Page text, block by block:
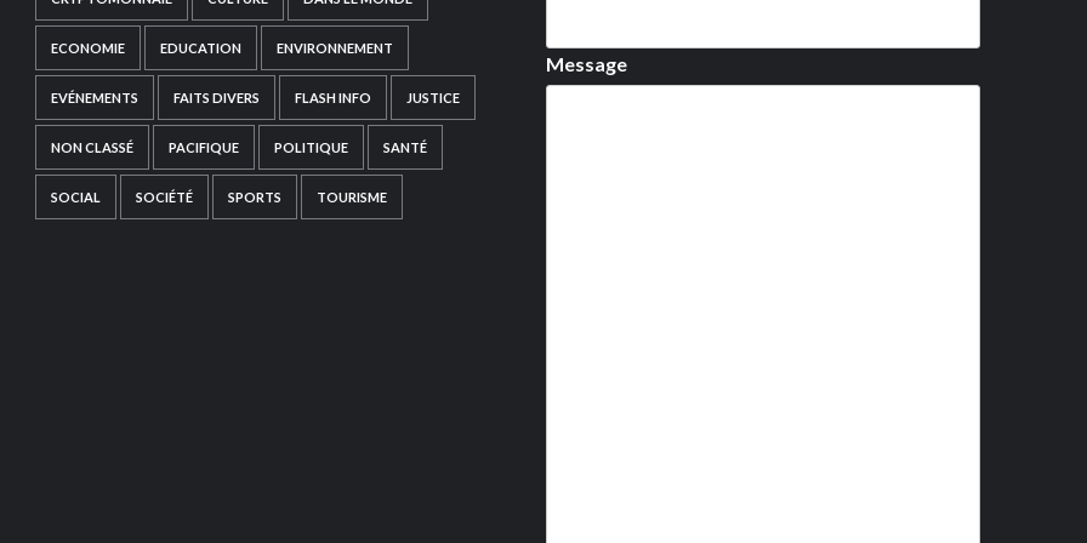
ECONOMIE EDUCATION ENVIRONNEMENT
EVÉNEMENTS FAITS DIVERS FLASH INFO JUSTICE
NON CLASSÉ PACIFIQUE POLITIQUE SANTÉ
SOCIAL SOCIÉTÉ SPORTS TOURISME
Message